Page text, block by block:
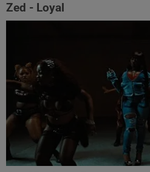
Zed - Loyal